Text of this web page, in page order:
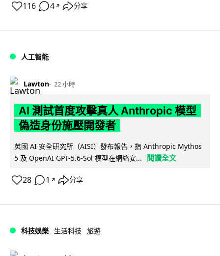
116 4 ↗ 分享
人工智能
Lawton 22 小時
AI 測試首度攻擊真人 Anthropic 模型
偽造身份施壓開發者
英國 AI 安全研究所（AISI）發布報告，指 Anthropic Mythos
5 及 OpenAI GPT-5.6-Sol 模型在網絡安...
閱讀全文
28 1 ↗ 分享
科技娛樂 生活科技 旅遊